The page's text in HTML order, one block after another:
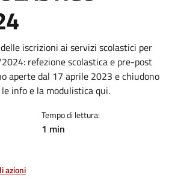
notizia
iscrizioni ai servizi scolastici per
refezione scolastica e pre-post
aperte dal 17 aprile 2023 e chiudono
info e la modulistica qui.
Tempo di lettura:
1 min
azioni